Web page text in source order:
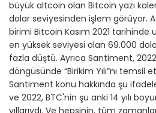
büyük altcoin olan Bitcoin yazı
dolar seviyesinden işlem görüyor.
birimi Bitcoin Kasım 2021 tarihinde
en yüksek seviyesi olan 69.000
fazla düştü. Ayrıca Santiment, 2022
döngüsünde “Birikim Yılı”nı temsil
Santiment konu hakkında şu
ve 2022, BTC'nin şu anki 14 yılı